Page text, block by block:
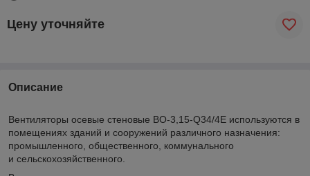
Цену уточняйте
Описание
Вентиляторы осевые стеновые ВО-3,15-Q34/4E используются в
помещениях зданий и сооружений различного назначения:
промышленного, общественного, коммунального
и сельскохозяйственного.